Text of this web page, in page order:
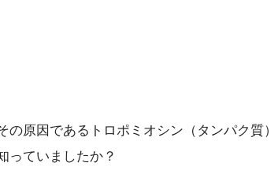
原因であるトロポミオシン（タンパク質）
っていましたか？